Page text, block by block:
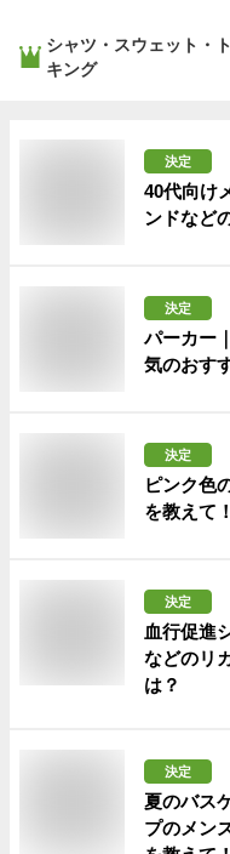
シャツ・スウェット・
キング
決定
40代向け
ンドなど
決定
パーカー
気のおす
決定
ピンク色
を教えて！
決定
血行促進
などのリ
は？
決定
夏のバス
プのメン